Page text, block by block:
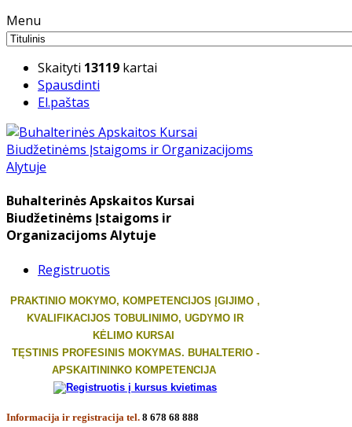
Menu
Skaityti 13119 kartai
Spausdinti
El.paštas
Buhalterinės Apskaitos Kursai
Biudžetinėms Įstaigoms ir
Organizacijoms Alytuje
Registruotis
PRAKTINIO MOKYMO, KOMPETENCIJOS ĮGIJIMO ,
KVALIFIKACIJOS TOBULINIMO, UGDYMO IR
KĖLIMO KURSAI
TĘSTINIS PROFESINIS MOKYMAS. BUHALTERIO -
APSKAITININKO KOMPETENCIJA
Informacija ir registracija tel. 8 678 68 888